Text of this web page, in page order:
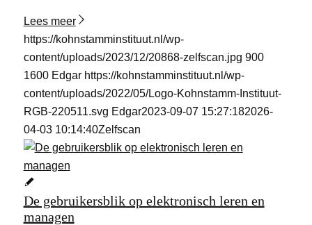
Lees meer
https://kohnstamminstituut.nl/wp-
content/uploads/2023/12/20868-zelfscan.jpg 900
1600 Edgar https://kohnstamminstituut.nl/wp-
content/uploads/2022/05/Logo-Kohnstamm-Instituut-
RGB-220511.svg Edgar2023-09-07 15:27:182026-
04-03 10:14:40Zelfscan
De gebruikersblik op elektronisch leren en
managen